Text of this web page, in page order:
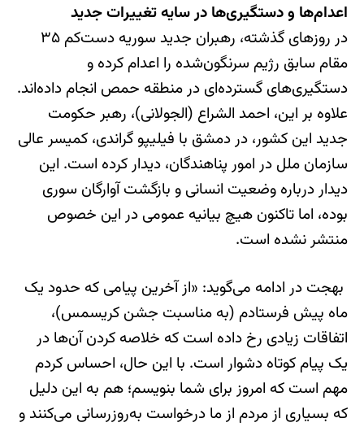
اعدام‌ها و دستگیری‌ها در سایه تغییرات جدید
در روزهای گذشته، رهبران جدید سوریه دست‌کم ۳۵
مقام سابق رژیم سرنگون‌شده را اعدام کرده و
دستگیری‌های گسترده‌ای در منطقه حمص انجام داده‌اند.
علاوه بر این، احمد الشراع (الجولانی)، رهبر حکومت
جدید این کشور، در دمشق با فیلیپو گراندی، کمیسر عالی
سازمان ملل در امور پناهندگان، دیدار کرده است. این
دیدار درباره وضعیت انسانی و بازگشت آوارگان سوری
بوده، اما تاکنون هیچ بیانیه عمومی در این خصوص
منتشر نشده است.
بهجت در ادامه می‌گوید: «از آخرین پیامی که حدود یک
ماه پیش فرستادم (به مناسبت جشن کریسمس)،
اتفاقات زیادی رخ داده است که خلاصه کردن آن‌ها در
یک پیام کوتاه دشوار است. با این حال، احساس کردم
مهم است که امروز برای شما بنویسم؛ هم به این دلیل
که بسیاری از مردم از ما درخواست به‌روزرسانی می‌کنند و